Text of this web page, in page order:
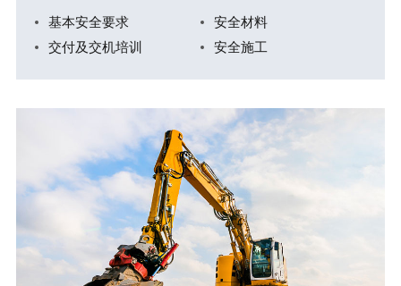
基本安全要求
安全材料
交付及交机培训
安全施工